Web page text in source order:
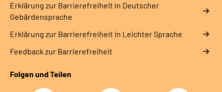
Erklärung zur Barrierefreiheit in Deutscher
Gebärdensprache
Erklärung zur Barrierefreiheit in Leichter Sprache
Feedback zur Barrierefreiheit
Folgen und Teilen